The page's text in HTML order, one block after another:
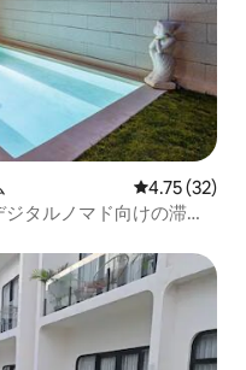
レビュー32
4.75 (32)
タルノマド向けの滞在